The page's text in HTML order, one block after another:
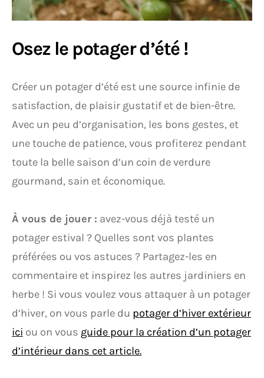
Osez le potager d’été !
Créer un potager d’été est une source infinie de
satisfaction, de plaisir gustatif et de bien-être.
Avec un peu d’organisation, les bons gestes, et
une touche de patience, vous profiterez pendant
toute la belle saison d’un coin de verdure
gourmand, sain et économique.
À vous de jouer : avez-vous déjà testé un
potager estival ? Quelles sont vos plantes
préférées ou vos astuces ? Partagez-les en
commentaire et inspirez les autres jardiniers en
herbe ! Si vous voulez vous attaquer à un potager
d’hiver, on vous parle du potager d’hiver extérieur
ici ou on vous guide pour la création d’un potager
d’intérieur dans cet article.